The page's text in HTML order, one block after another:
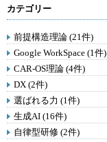
カテゴリー
前提構造理論 (21件)
Google WorkSpace (1件)
CAR-OS理論 (4件)
DX (2件)
選ばれる力 (1件)
生成AI (16件)
自律型研修 (2件)